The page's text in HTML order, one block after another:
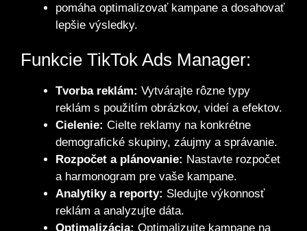
pomáha optimalizovať kampane a dosahovať
lepšie výsledky.
Funkcie TikTok Ads Manager:
Tvorba reklám: Vytvárajte rôzne typy
reklám s použitím obrázkov, videí a efektov.
Cielenie: Cielte reklamy na konkrétne
demografické skupiny, záujmy a správanie.
Rozpočet a plánovanie: Nastavte rozpočet
a harmonogram pre vaše kampane.
Analytiky a reporty: Sledujte výkonnosť
reklám a analyzujte dáta.
Optimalizácia: Optimalizujte kampane na